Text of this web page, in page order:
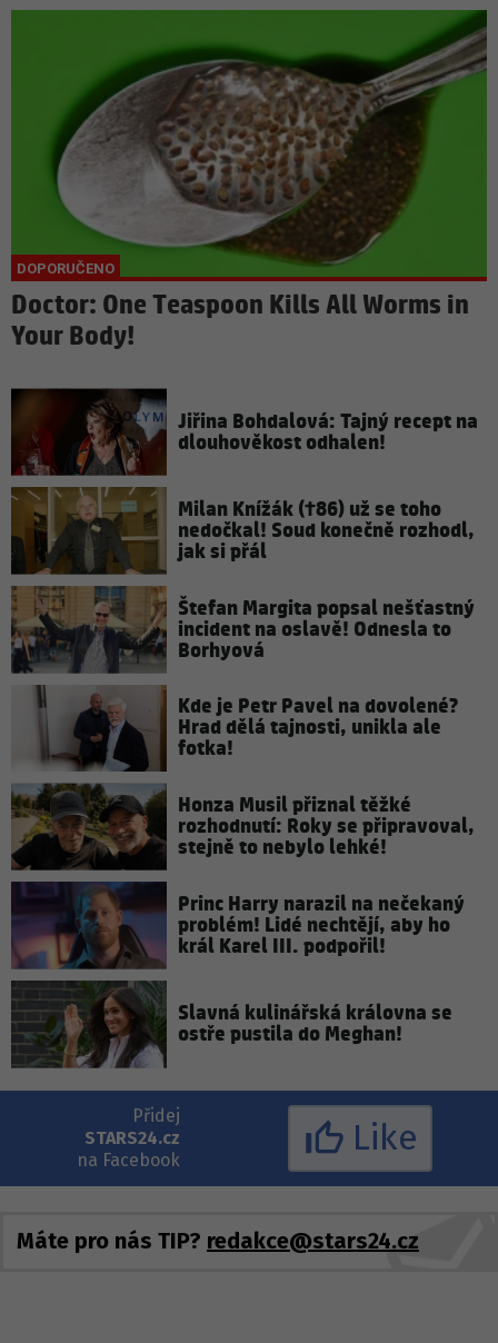
Doctor: One Teaspoon Kills All Worms in
Your Body!
Jiřina Bohdalová: Tajný recept na
dlouhověkost odhalen!
Milan Knížák (†86) už se toho
nedočkal! Soud konečně rozhodl,
jak si přál
Štefan Margita popsal nešťastný
incident na oslavě! Odnesla to
Borhyová
Kde je Petr Pavel na dovolené?
Hrad dělá tajnosti, unikla ale
fotka!
Honza Musil přiznal těžké
rozhodnutí: Roky se připravoval,
stejně to nebylo lehké!
Princ Harry narazil na nečekaný
problém! Lidé nechtějí, aby ho
král Karel III. podpořil!
Slavná kulinářská královna se
ostře pustila do Meghan!
Přidej
STARS24.cz
na Facebook
Like
Máte pro nás TIP? redakce@stars24.cz